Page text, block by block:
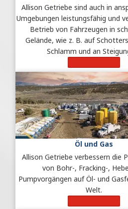
Allison Getriebe sind auch in
Umgebungen leistungsfähig und
Betrieb von Fahrzeugen in
Gelände, wie z. B. auf
Schlamm und an
Öl und Gas
Allison Getriebe verbessern die
von Bohr-, Fracking-,
Pumpvorgängen auf Öl- und
Welt.